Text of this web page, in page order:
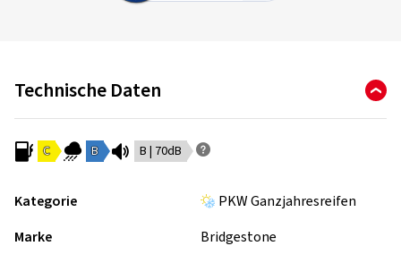
Technische Daten
C B B | 70dB
Kategorie
PKW Ganzjahresreifen
Marke
Bridgestone